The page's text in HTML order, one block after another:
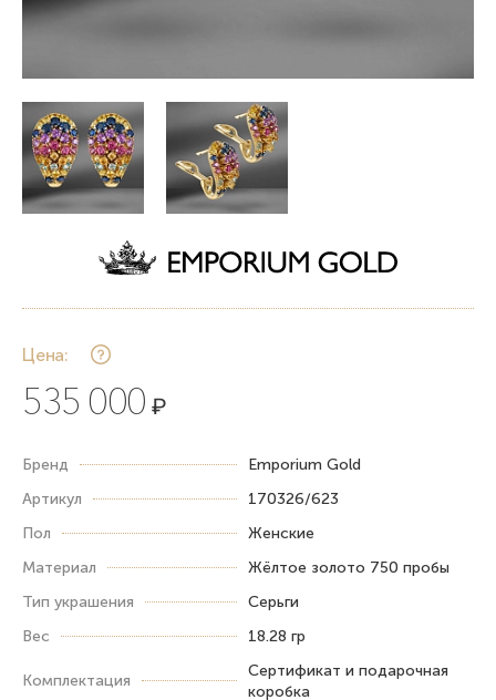
Цена:
535 000 ₽
Бренд
Emporium Gold
Артикул
170326/623
Пол
Женские
Материал
Жёлтое золото 750 пробы
Тип украшения
Серьги
Вес
18.28 гр
Комплектация
Сертификат и подарочная
коробка